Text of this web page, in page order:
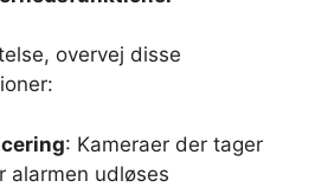
overvej disse
: Kameraer der tager
alarmen udløses